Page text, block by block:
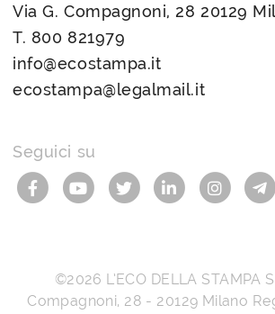
Via G. Compagnoni, 28 20129
T. 800 821979
info@ecostampa.it
ecostampa@legalmail.it
Seguici su
©2026 L’ECO DELLA STAMPA
Compagnoni, 28 - 20129 Milano